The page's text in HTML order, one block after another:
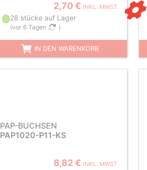
2,70 € INKL. MWST.
28 stücke auf Lager
(vor 6 Tagen )
IN DEN WARENKORB
PAP-BUCHSEN
PAP1020-P11-KS
8,82 € INKL. MWST.